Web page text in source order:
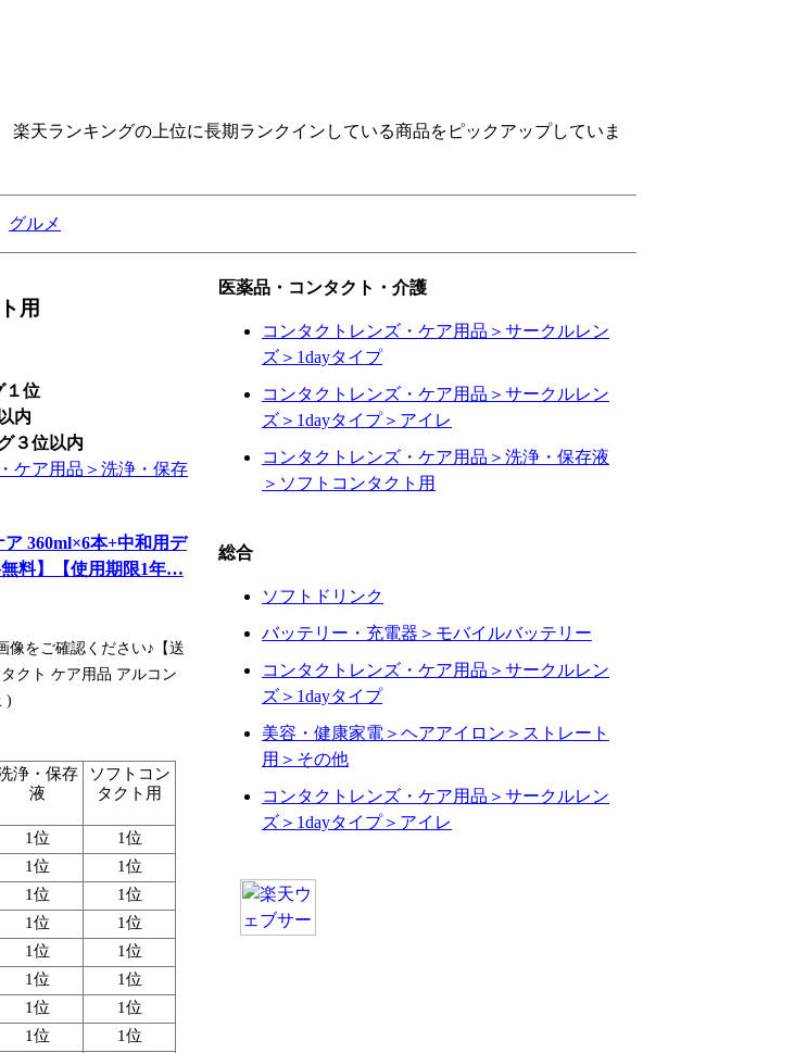
天ランキングの上位に長期ランクインしている商品をピックアップしていま
グルメ
用
１位
内
３位以内
ケア用品＞洗浄・保存
360ml×6本+中和用デ
料】【使用期限1年…
像をご確認ください♪【送
クト ケア用品 アルコン
)
浄・保存
液
ソフトコン
タクト用
1位
1位
1位
1位
1位
1位
1位
1位
1位
1位
1位
1位
1位
1位
1位
1位
医薬品・コンタクト・介護
コンタクトレンズ・ケア用品＞サークルレン
ズ＞1dayタイプ
コンタクトレンズ・ケア用品＞サークルレン
ズ＞1dayタイプ＞アイレ
コンタクトレンズ・ケア用品＞洗浄・保存液
＞ソフトコンタクト用
総合
ソフトドリンク
バッテリー・充電器＞モバイルバッテリー
コンタクトレンズ・ケア用品＞サークルレン
ズ＞1dayタイプ
美容・健康家電＞ヘアアイロン＞ストレート
用＞その他
コンタクトレンズ・ケア用品＞サークルレン
ズ＞1dayタイプ＞アイレ